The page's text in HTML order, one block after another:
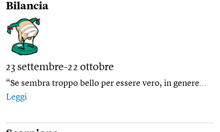
Bilancia
23 settembre-22 ottobre
“Se sembra troppo bello per essere vero, in genere...
Leggi